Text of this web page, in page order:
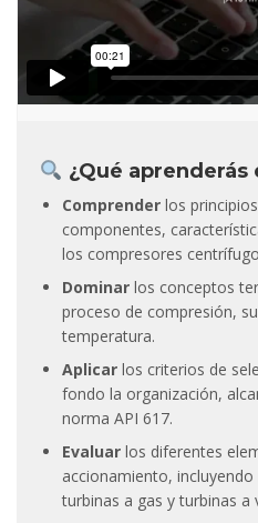
¿Qué aprenderás
Comprender los
componentes,
los compresores
Dominar los conceptos
proceso de compresión,
temperatura.
Aplicar los criterios de
fondo la organización,
norma API 617.
Evaluar los diferentes
accionamiento,
turbinas a gas y turbinas a